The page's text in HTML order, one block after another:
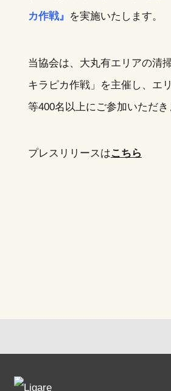
カ作戦』 を実施いたします。
当協会は、大丸有エリアの清
キラピカ作戦」を主催し、エ
等400名以上にご参加いただき
プレスリリースはこちら